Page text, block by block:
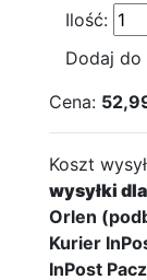
Ilość:
Dodaj do
Cena:
Koszt
wysyłki
Orlen
Kurier
InPost